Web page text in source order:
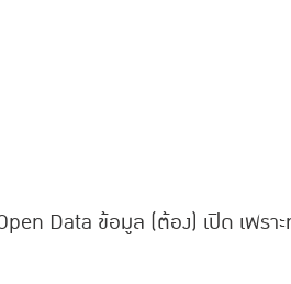
Data ข้อมูล (ต้อง) เปิด เพรา
ระกอบการทบทวนและปรับปรุงปร
CORRUPTION! คนไทยไม่ทน